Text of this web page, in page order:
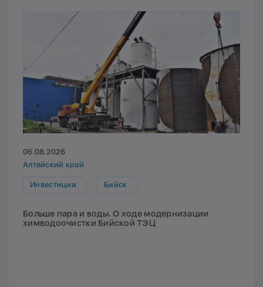
06.08.2026
Алтайский край
Инвестиции Бийск
Больше пара и воды. О ходе модернизации
химводоочистки Бийской ТЭЦ